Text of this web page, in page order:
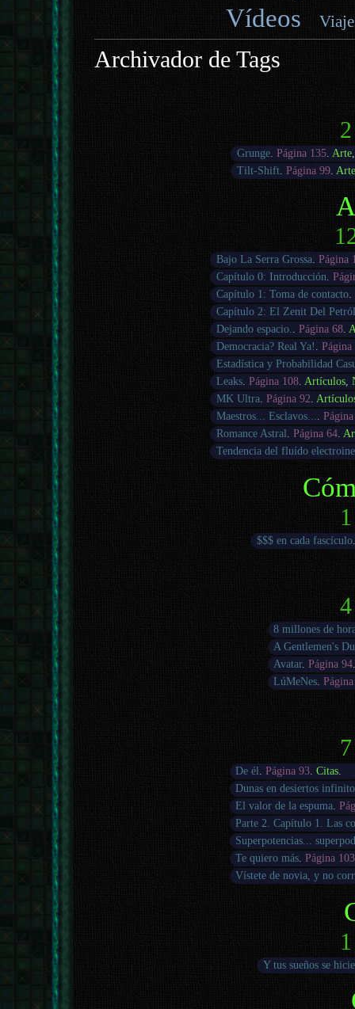
Vídeos
Archivador de Tags
Grunge. Página 135. Arte
Tilt-Shift. Página 99. Arte
Bajo La Serra Grossa. Página
Capítulo 0: Introducción.
Capítulo 1: Toma de contacto.
Capítulo 2: El Zenit Del
Dejando espacio.. Página 68.
Democracia? Real Ya! . Página
Estadística y Probabilidad
Leaks. Página 108. Artículos,
MK Ultra. Página 92.
Maestros... Esclavos....
Romance Astral . Página 64.
Tendencia del fluído
$$$ en cada fascículo
8 millones de
A Gentlemen's
Avatar.Página 94
LúMeNes.
De él .Página 93.Citas.
Dunas en desiertos
El valor de la espuma.
Parte 2. Capítulo 1. Las
Superpotencias...
Te quiero más.Página 103
Vístete de novia, y no
Y tus sueños se